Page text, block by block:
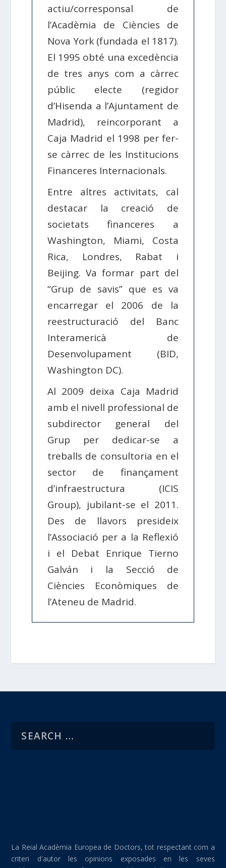
actiu/corresponsal de
l’Acadèmia de Ciències de
Nova York (fundada el 1817).
El 1995 obté una excedència
de tres anys com a càrrec
públic electe (regidor
d’Hisenda a l’Ajuntament de
Madrid), reincorporant a
Caja Madrid el 1998 per fer-
se càrrec de les Institucions
Financeres Internacionals.
Entre altres activitats, cal
destacar la creació de
societats financeres a
Washington, Miami, Costa
Rica, Londres, Rabat i
Beijing. Va formar part del
“Grup de savis” que es va
encarregar el 2006 de la
reestructuració del Banc
Interamericà de
Desenvolupament (BID,
Washington DC).
Al 2009 deixa Caja Madrid
amb el nivell professional de
subdirector general del
Grup per dedicar-se a
treballs de consultoria en el
sector de finançament
d’infraestructura (ICIS
Group), jubilant-se el 2011.
Des de llavors presideix
l’Associació per a la Reflexió
i el Debat Enrique Tierno
Galván i la Secció de
Ciències Econòmiques de
l’Ateneu de Madrid.
La Reial Acadèmia Europea de Doctors, tot respectant com a
criteri d'autor les opinions exposades en les seves